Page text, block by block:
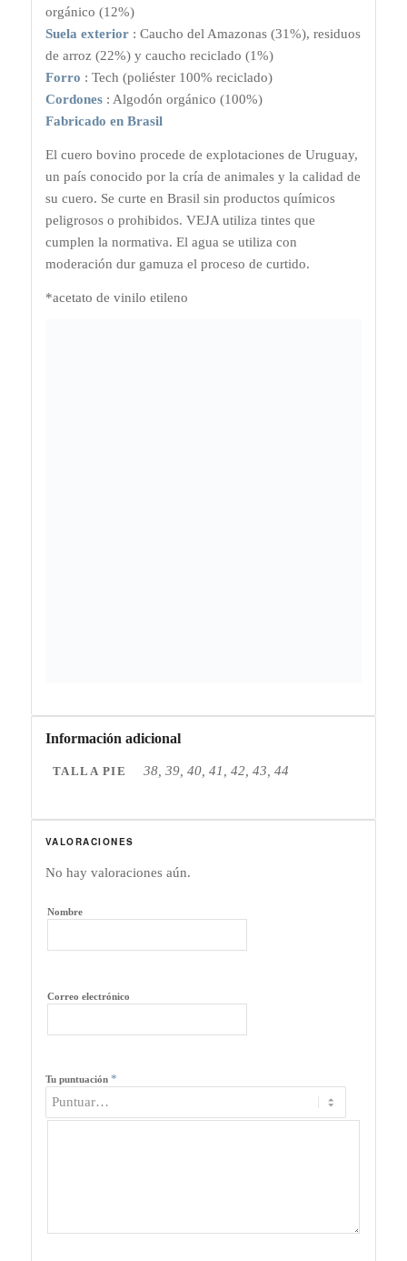
orgánico (12%)
Suela exterior: Caucho del Amazonas (31%), residuos
de arroz (22%) y caucho reciclado (1%)
Forro : Tech (poliéster 100% reciclado)
Cordones: Algodón orgánico (100%)
Fabricado en Brasil
El cuero bovino procede de explotaciones de Uruguay,
un país conocido por la cría de animales y la calidad de
su cuero. Se curte en Brasil sin productos químicos
peligrosos o prohibidos. VEJA utiliza tintes que
cumplen la normativa. El agua se utiliza con
moderación dur gamuza el proceso de curtido.
*acetato de vinilo etileno
Información adicional
TALLA PIE 38, 39, 40, 41, 42, 43, 44
VALORACIONES
No hay valoraciones aún.
Nombre
Correo electrónico
Tu puntuación *